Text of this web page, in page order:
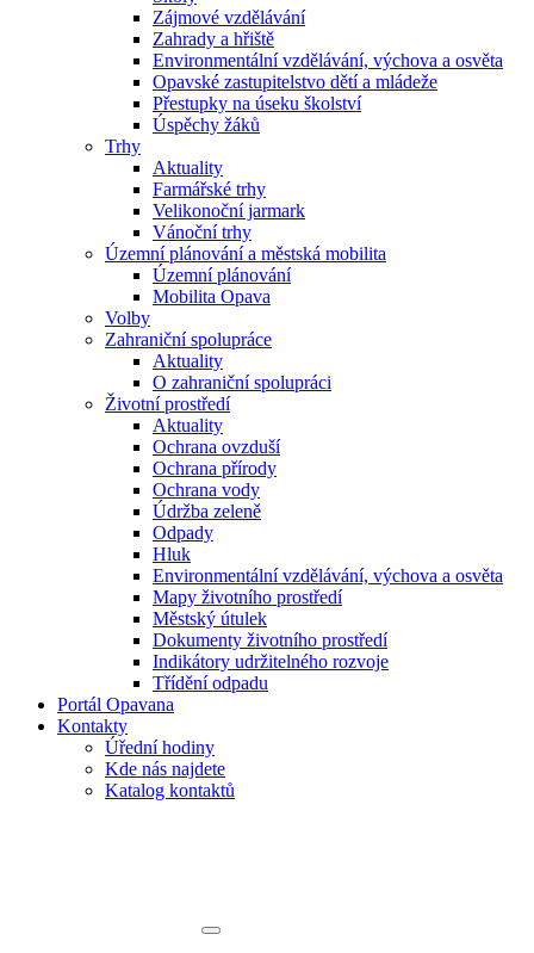
Zájmové vzdělávání
Zahrady a hřiště
Environmentální vzdělávání, výchova a osvěta
Opavské zastupitelstvo dětí a mládeže
Přestupky na úseku školství
Úspěchy žáků
Trhy
Aktuality
Farmářské trhy
Velikonoční jarmark
Vánoční trhy
Územní plánování a městská mobilita
Územní plánování
Mobilita Opava
Volby
Zahraniční spolupráce
Aktuality
O zahraniční spolupráci
Životní prostředí
Aktuality
Ochrana ovzduší
Ochrana přírody
Ochrana vody
Údržba zeleně
Odpady
Hluk
Environmentální vzdělávání, výchova a osvěta
Mapy životního prostředí
Městský útulek
Dokumenty životního prostředí
Indikátory udržitelného rozvoje
Třídění odpadu
Portál Opavana
Kontakty
Úřední hodiny
Kde nás najdete
Katalog kontaktů